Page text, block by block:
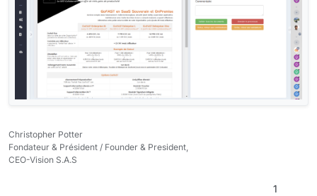
Christopher Potter
Fondateur & Président / Founder & President,
CEO-Vision S.A.S
1